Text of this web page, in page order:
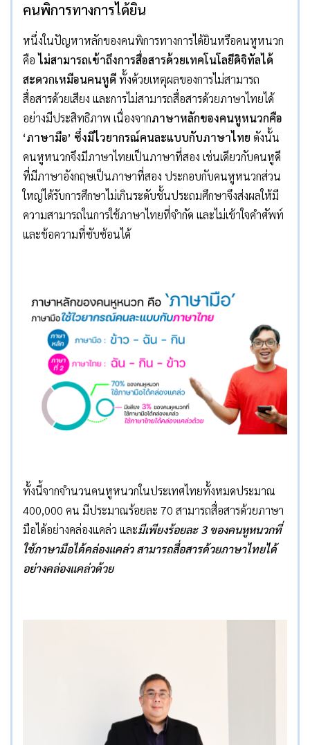
คนพิการทางการได้ยิน
หนึ่งในปัญหาหลักของคนพิการทางการได้ยินหรือคนหูหนวก
คือ ไม่สามารถเข้าถึงการสื่อสารด้วยเทคโนโลยีดิจิทัลได้
สะดวกเหมือนคนหูดีทั้งด้วยเหตุผลของการไม่สามารถ
สื่อสารด้วยเสียง และการไม่สามารถสื่อสารด้วยภาษาไทยได้
อย่างมีประสิทธิภาพ เนื่องจากภาษาหลักของคนหูหนวกคือ
‘ภาษามือ’ ซึ่งมีไวยากรณ์คนละแบบกับภาษาไทย ดังนั้น
คนหูหนวกจึงมีภาษาไทยเป็นภาษาที่สอง เช่นเดียวกับคนหูดี
ที่มีภาษาอังกฤษเป็นภาษาที่สอง ประกอบกับคนหูหนวกส่วน
ใหญ่ได้รับการศึกษาไม่เกินระดับชั้นประถมศึกษาจึงส่งผลให้มี
ความสามารถในการใช้ภาษาไทยที่จำกัด และไม่เข้าใจคำศัพท์
และข้อความที่ซับซ้อนได้
ทั้งนี้จากจำนวนคนหูหนวกในประเทศไทยทั้งหมดประมาณ
400,000 คน มีประมาณร้อยละ 70 สามารถสื่อสารด้วยภาษา
มือได้อย่างคล่องแคล่ว และมีเพียงร้อยละ3 ของคนหูหนวกที่
ใช้ภาษามือได้คล่องแคล่ว สามารถสื่อสารด้วยภาษาไทยได้
อย่างคล่องแคล่วด้วย